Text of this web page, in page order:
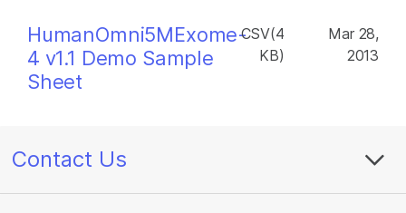
HumanOmni5MExome-
4 v1.1 Demo Sample
Sheet
CSV(4
KB)
Mar 28,
2013
Contact Us